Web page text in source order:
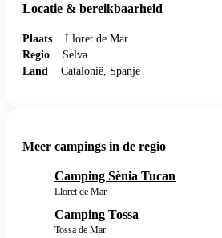
Locatie & bereikbaarheid
Plaats
Lloret de Mar
Regio
Selva
Land
Catalonië, Spanje
Meer campings in de regio
Camping Sènia Tucan
Lloret de Mar
Camping Tossa
Tossa de Mar